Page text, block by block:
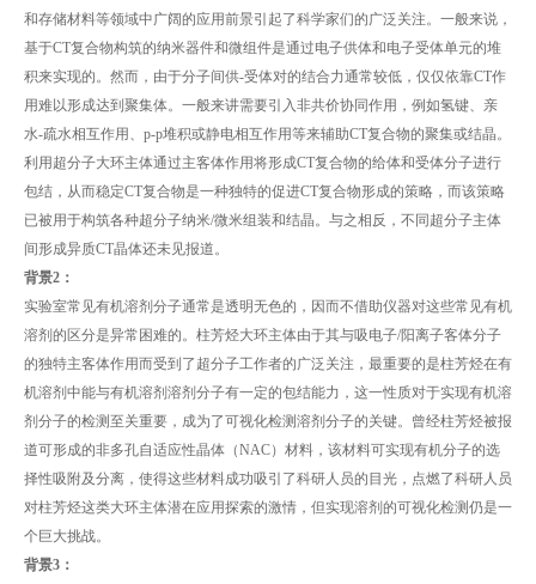
和存储材料等领域中广阔的应用前景引起了科学家们的广泛关注。一般来说，
基于CT复合物构筑的纳米器件和微组件是通过电子供体和电子受体单元的堆
积来实现的。然而，由于分子间供-受体对的结合力通常较低，仅仅依靠CT作
用难以形成达到聚集体。一般来讲需要引入非共价协同作用，例如氢键、亲
水-疏水相互作用、p-p堆积或静电相互作用等来辅助CT复合物的聚集或结晶。
利用超分子大环主体通过主客体作用将形成CT复合物的给体和受体分子进行
包结，从而稳定CT复合物是一种独特的促进CT复合物形成的策略，而该策略
已被用于构筑各种超分子纳米/微米组装和结晶。与之相反，不同超分子主体
间形成异质CT晶体还未见报道。
背景2：
实验室常见有机溶剂分子通常是透明无色的，因而不借助仪器对这些常见有机
溶剂的区分是异常困难的。柱芳烃大环主体由于其与吸电子/阳离子客体分子
的独特主客体作用而受到了超分子工作者的广泛关注，最重要的是柱芳烃在有
机溶剂中能与有机溶剂溶剂分子有一定的包结能力，这一性质对于实现有机溶
剂分子的检测至关重要，成为了可视化检测溶剂分子的关键。曾经柱芳烃被报
道可形成的非多孔自适应性晶体（NAC）材料，该材料可实现有机分子的选
择性吸附及分离，使得这些材料成功吸引了科研人员的目光，点燃了科研人员
对柱芳烃这类大环主体潜在应用探索的激情，但实现溶剂的可视化检测仍是一
个巨大挑战。
背景3：